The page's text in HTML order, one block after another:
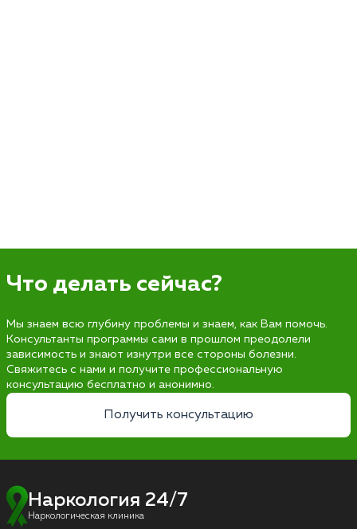
Что делать сейчас?
Мы знаем всю глубину проблемы и знаем, как Вам помочь.
Консультанты программы сами в прошлом преодолели
зависимость и знают изнутри все стороны болезни.
Свяжитесь с нами и получите профессиональную
консультацию бесплатно и анонимно.
Получить консультацию
Наркология 24/7
Наркологическая клиника